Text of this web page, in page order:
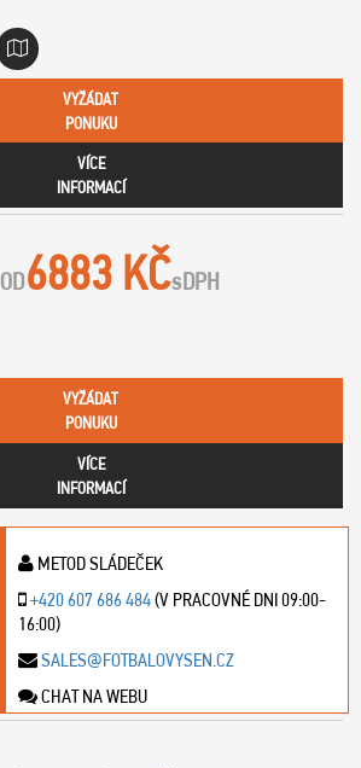
VYŽÁDAT
PONUKU
VÍCE
INFORMACÍ
OD6883 KČsDPH
VYŽÁDAT
PONUKU
VÍCE
INFORMACÍ
METOD SLÁDEČEK
+420 607 686 484(V PRACOVNÉ DNI 09:00-
16:00)
SALES@FOTBALOVYSEN.CZ
CHAT NA WEBU